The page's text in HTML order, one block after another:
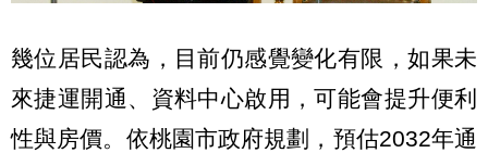
幾位居民認為，目前仍感覺變化有限，如果未
來捷運開通、資料中心啟用，可能會提升便利
性與房價。依桃園市政府規劃，預估2032年通